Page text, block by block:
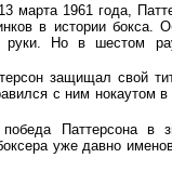
марта 1961 года,
в истории бокса.
руки. Но в шестом
защищал свой
с ним нокаутом
Паттерсона в
уже давно